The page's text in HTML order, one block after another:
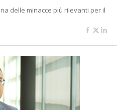
delle minacce più rilevanti per il